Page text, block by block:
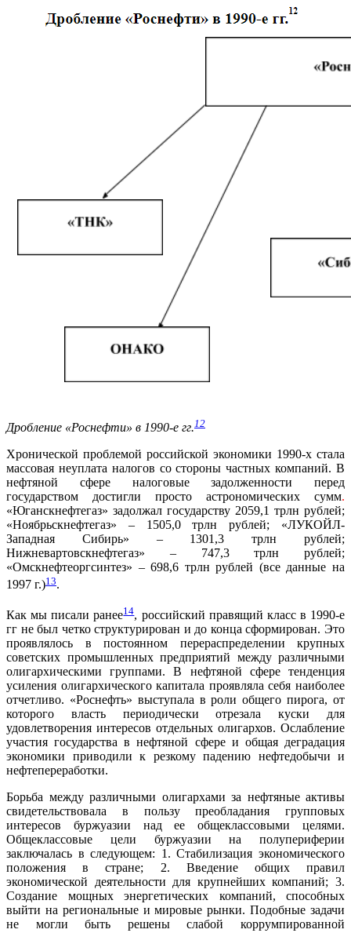
Дробление «Роснефти» в 1990-е гг.12
Хронической проблемой российской экономики 1990-х стала
массовая неуплата налогов со стороны частных компаний. В
нефтяной сфере налоговые задолженности перед
государством достигли просто астрономических сумм.
«Юганскнефтегаз» задолжал государству 2059,1 трлн рублей;
«Ноябрьскнефтегаз» – 1505,0 трлн рублей; «ЛУКОЙЛ-
Западная Сибирь» – 1301,3 трлн рублей;
Нижневартовскнефтегаз» – 747,3 трлн рублей;
«Омскнефтеоргсинтез» – 698,6 трлн рублей (все данные на
1997 г.)13.
Как мы писали ранее14, российский правящий класс в 1990-е
гг не был четко структурирован и до конца сформирован. Это
проявлялось в постоянном перераспределении крупных
советских промышленных предприятий между различными
олигархическими группами. В нефтяной сфере тенденция
усиления олигархического капитала проявляла себя наиболее
отчетливо. «Роснефть» выступала в роли общего пирога, от
которого власть периодически отрезала куски для
удовлетворения интересов отдельных олигархов. Ослабление
участия государства в нефтяной сфере и общая деградация
экономики приводили к резкому падению нефтедобычи и
нефтепереработки.
Борьба между различными олигархами за нефтяные активы
свидетельствовала в пользу преобладания групповых
интересов буржуазии над ее общеклассовыми целями.
Общеклассовые цели буржуазии на полупериферии
заключалась в следующем: 1. Стабилизация экономического
положения в стране; 2. Введение общих правил
экономической деятельности для крупнейших компаний; 3.
Создание мощных энергетических компаний, способных
выйти на региональные и мировые рынки. Подобные задачи
не могли быть решены слабой коррумпированной